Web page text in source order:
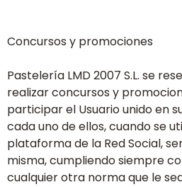
Concursos y promociones
Pastelería LMD 2007 S.L. se
realizar concursos y
participar el Usuario unido en
cada uno de ellos, cuando se
plataforma de la Red Social,
misma, cumpliendo siempre
cualquier otra norma que le